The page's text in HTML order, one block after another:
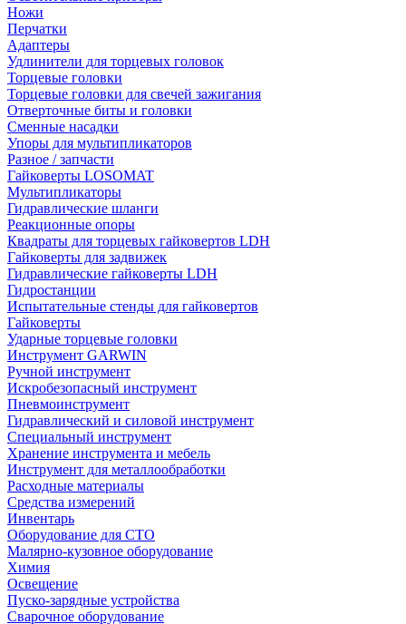
Ножи
Перчатки
Адаптеры
Удлинители для торцевых головок
Торцевые головки
Торцевые головки для свечей зажигания
Отверточные биты и головки
Сменные насадки
Упоры для мультипликаторов
Разное / запчасти
Гайковерты LOSOMAT
Мультипликаторы
Гидравлические шланги
Реакционные опоры
Квадраты для торцевых гайковертов LDH
Гайковерты для задвижек
Гидравлические гайковерты LDH
Гидростанции
Испытательные стенды для гайковертов
Гайковерты
Ударные торцевые головки
Инструмент GARWIN
Ручной инструмент
Искробезопасный инструмент
Пневмоинструмент
Гидравлический и силовой инструмент
Специальный инструмент
Хранение инструмента и мебель
Инструмент для металлообработки
Расходные материалы
Средства измерений
Инвентарь
Оборудование для СТО
Малярно-кузовное оборудование
Химия
Освещение
Пуско-зарядные устройства
Сварочное оборудование